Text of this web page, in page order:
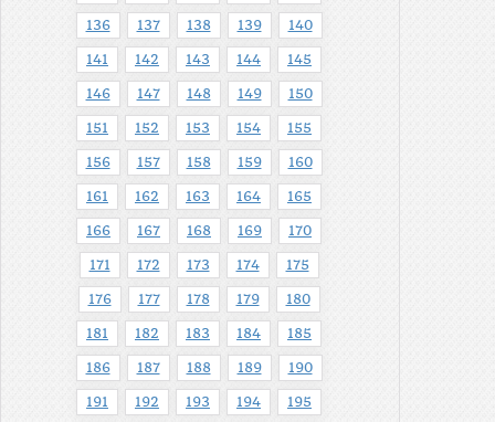
136 137 138 139 140
141 142 143 144 145
146 147 148 149 150
151 152 153 154 155
156 157 158 159 160
161 162 163 164 165
166 167 168 169 170
171 172 173 174 175
176 177 178 179 180
181 182 183 184 185
186 187 188 189 190
191 192 193 194 195